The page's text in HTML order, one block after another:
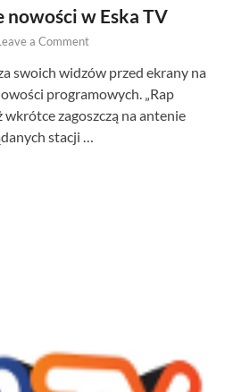
w Eska TV
a Comment
swoich widzów przed ekrany na
programowych. „Rap
wkrótce zagoszczą na antenie
stacji …